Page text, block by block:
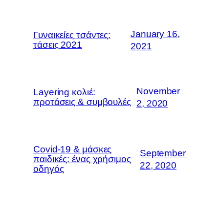
Γυναικείες τσάντες:
τάσεις 2021
January 16,
2021
Layering κολιέ:
προτάσεις & συμβουλές
November
2, 2020
Covid-19 & μάσκες
παιδικές: ένας χρήσιμος
οδηγός
September
22, 2020